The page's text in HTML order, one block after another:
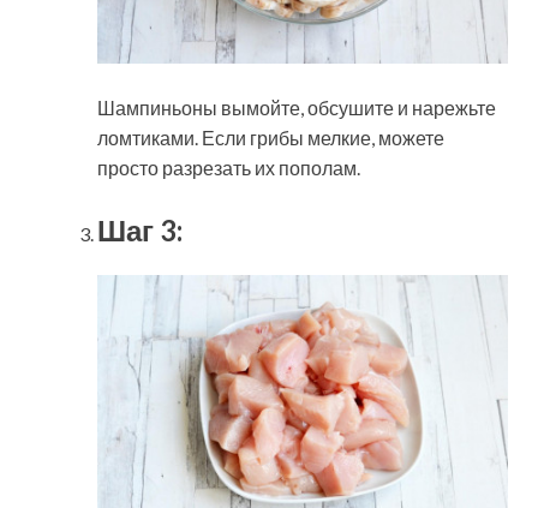
Шампиньоны вымойте, обсушите и нарежьте
ломтиками. Если грибы мелкие, можете
просто разрезать их пополам.
Шаг 3: